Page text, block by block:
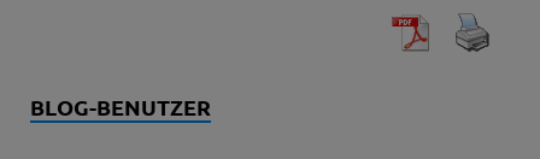
BLOG-BENUTZER